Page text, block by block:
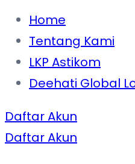
Home
Tentang Kami
LKP Astikom
Deehati Global
Daftar Akun
Daftar Akun